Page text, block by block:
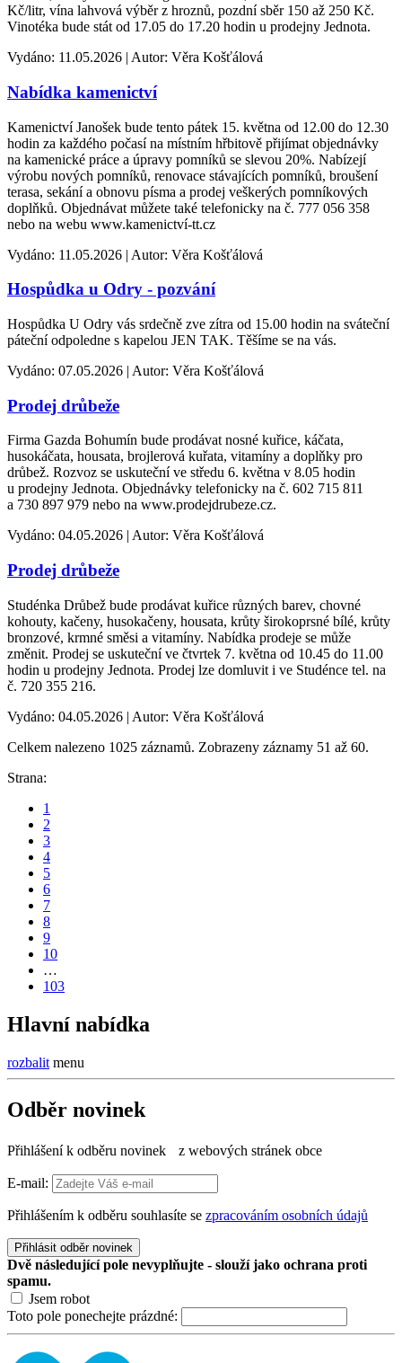
Kč/litr, vína lahvová výběr z hroznů, pozdní sběr 150 až 250 Kč.
Vinotéka bude stát od 17.05 do 17.20 hodin u prodejny Jednota.
Vydáno: 11.05.2026 | Autor: Věra Košťálová
Nabídka kamenictví
Kamenictví Janošek bude tento pátek 15. května od 12.00 do 12.30
hodin za každého počasí na místním hřbitově přijímat objednávky
na kamenické práce a úpravy pomníků se slevou 20%. Nabízejí
výrobu nových pomníků, renovace stávajících pomníků, broušení
terasa, sekání a obnovu písma a prodej veškerých pomníkových
doplňků. Objednávat můžete také telefonicky na č. 777 056 358
nebo na webu www.kamenictví-tt.cz
Vydáno: 11.05.2026 | Autor: Věra Košťálová
Hospůdka u Odry - pozvání
Hospůdka U Odry vás srdečně zve zítra od 15.00 hodin na sváteční
páteční odpoledne s kapelou JEN TAK. Těšíme se na vás.
Vydáno: 07.05.2026 | Autor: Věra Košťálová
Prodej drůbeže
Firma Gazda Bohumín bude prodávat nosné kuřice, káčata,
husokáčata, housata, brojlerová kuřata, vitamíny a doplňky pro
drůbež. Rozvoz se uskuteční ve středu 6. května v 8.05 hodin
u prodejny Jednota. Objednávky telefonicky na č. 602 715 811
a 730 897 979 nebo na www.prodejdrubeze.cz.
Vydáno: 04.05.2026 | Autor: Věra Košťálová
Prodej drůbeže
Studénka Drůbež bude prodávat kuřice různých barev, chovné
kohouty, kačeny, husokačeny, housata, krůty širokoprsné bílé, krůty
bronzové, krmné směsi a vitamíny. Nabídka prodeje se může
změnit. Prodej se uskuteční ve čtvrtek 7. května od 10.45 do 11.00
hodin u prodejny Jednota. Prodej lze domluvit i ve Studénce tel. na
č. 720 355 216.
Vydáno: 04.05.2026 | Autor: Věra Košťálová
Celkem nalezeno 1025 záznamů. Zobrazeny záznamy 51 až 60.
Strana:
1
2
3
4
5
6
7
8
9
10
…
103
Hlavní nabídka
rozbalit menu
Odběr novinek
Přihlášení k odběru novinek z webových stránek obce
E-mail:
Přihlášením k odběru souhlasíte se zpracováním osobních údajů
Přihlásit odběr novinek
Dvě následující pole nevyplňujte - slouží jako ochrana proti
spamu.
Jsem robot
Toto pole ponechejte prázdné: